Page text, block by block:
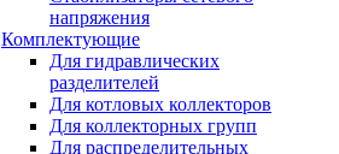
напряжения
Комплектующие
Для гидравлических
разделителей
Для котловых коллекторов
Для коллекторных групп
Для распределительных